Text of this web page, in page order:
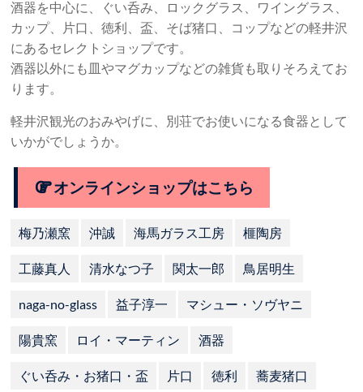
酒器を中心に、ぐい呑み、ロックグラス、ワイングラス、
カップ、片口、徳利、盃、そば猪口、コップなどの軽井沢
にあるセレクトショップです。
酒器以外にも皿やマグカップなどの雑貨も取りそろえてお
ります。
軽井沢観光のおみやげに、別荘でお使いになる食器として
いかがでしょうか。
オンラインショップはこちら
梅乃瀬窯 沖誠 海馬ガラス工房 榧陶房
工藤真人 清水なつ子 関太一郎 鳥居明生
naga-no-glass 益子淳一 マシュー・ソヴヤニ
陽貴窯 ロイ・マーティン 酒器
ぐい呑み・お猪口・盃 片口 徳利 蕎麦猪口